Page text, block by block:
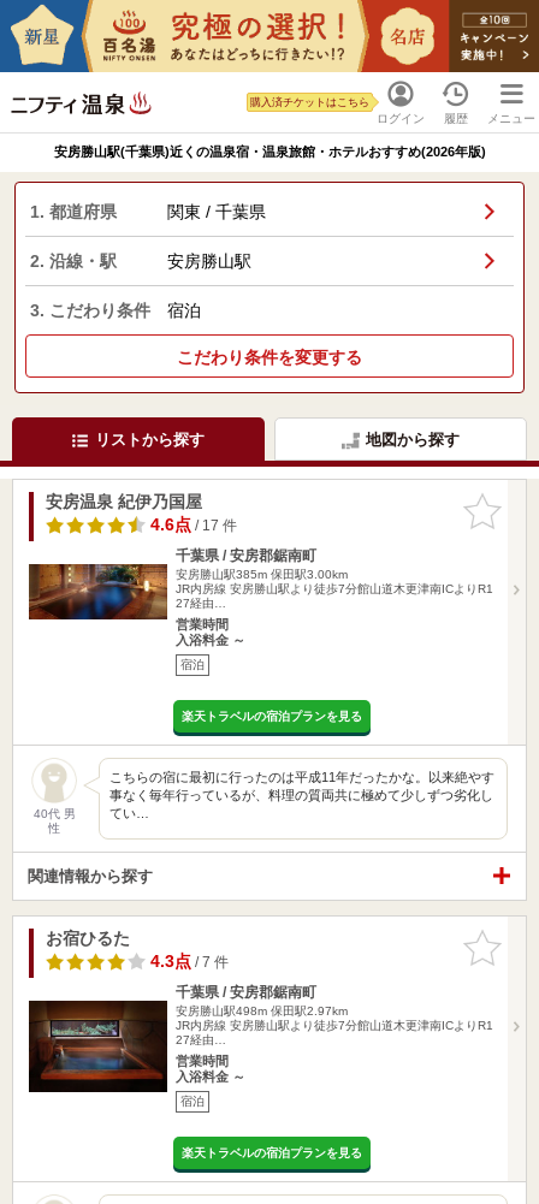
ログイン
購入済チケットはこちら
履歴 メニュー
安房勝山駅(千葉県)近くの温泉宿・温泉旅館・ホテルおすすめ(2026年版)
1. 都道府県 関東 / 千葉県
2. 沿線・駅 安房勝山駅
3. こだわり条件 宿泊
こだわり条件を変更する
リストから探す 地図から探す
お気に入
りに追加
安房温泉 紀伊乃国屋
4.6点/ 17 件
千葉県 / 安房郡鋸南町
安房勝山駅385m 保田駅3.00km
JR内房線 安房勝山駅より徒歩7分館山道木更津南ICよりR1
27経由…
営業時間
入浴料金 ～
宿泊
楽天トラベルの宿泊プランを見る
40代 男
性
こちらの宿に最初に行ったのは平成11年だったかな。以来絶やす
事なく毎年行っているが、料理の質両共に極めて少しずつ劣化し
てい…
関連情報から探す
お気に入
りに追加
お宿ひるた
4.3点/ 7 件
千葉県 / 安房郡鋸南町
安房勝山駅498m 保田駅2.97km
JR内房線 安房勝山駅より徒歩7分館山道木更津南ICよりR1
27経由…
営業時間
入浴料金 ～
宿泊
楽天トラベルの宿泊プランを見る